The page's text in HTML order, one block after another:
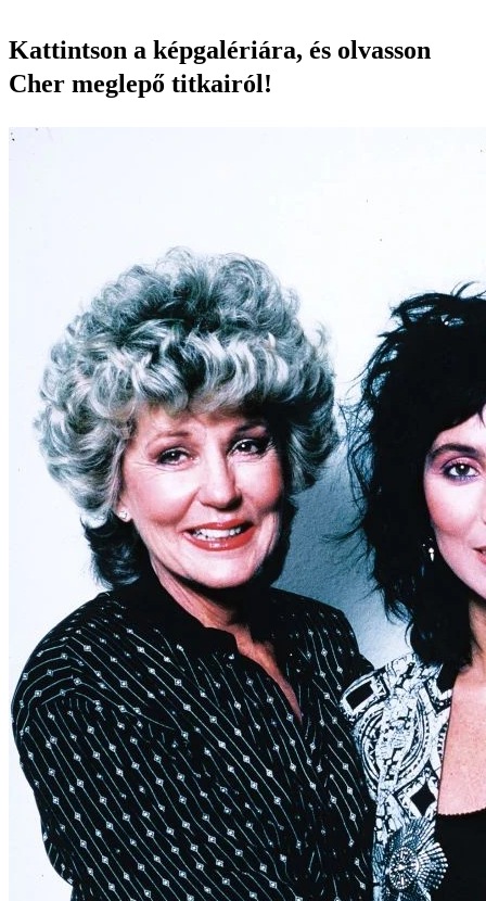
Kattintson a képgalériára, és olvasson
Cher meglepő titkairól!